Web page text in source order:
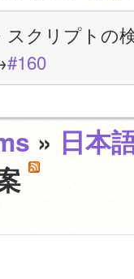
スクリプトの
#160
» 日本